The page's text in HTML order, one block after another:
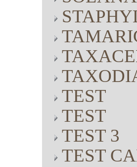
TEST
TEST
TEST 3
TEST